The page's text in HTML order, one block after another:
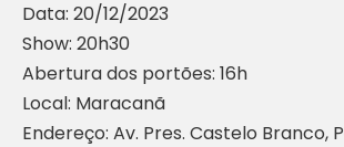
Data: 20/12/2023
Show: 20h30
Abertura dos portões: 16h
Local: Maracanã
Endereço: Av. Pres. Castelo Branco,